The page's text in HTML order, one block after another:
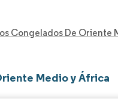
Congelados De Oriente
Medio y África